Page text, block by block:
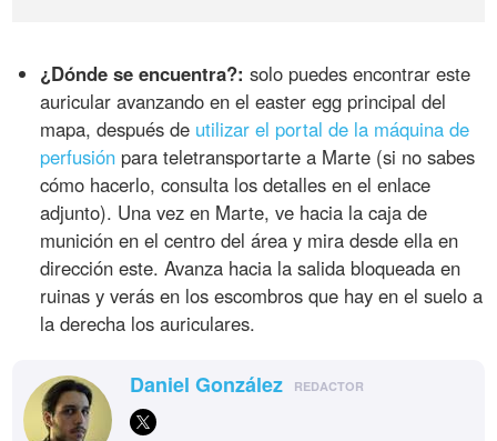
¿Dónde se encuentra?: solo puedes encontrar este
auricular avanzando en el easter egg principal del
mapa, después de utilizar el portal de la máquina de
perfusión para teletransportarte a Marte (si no sabes
cómo hacerlo, consulta los detalles en el enlace
adjunto). Una vez en Marte, ve hacia la caja de
munición en el centro del área y mira desde ella en
dirección este. Avanza hacia la salida bloqueada en
ruinas y verás en los escombros que hay en el suelo a
la derecha los auriculares.
Daniel González REDACTOR